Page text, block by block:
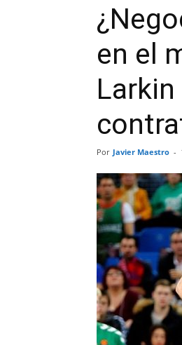
en el
Por Javier Maestro -